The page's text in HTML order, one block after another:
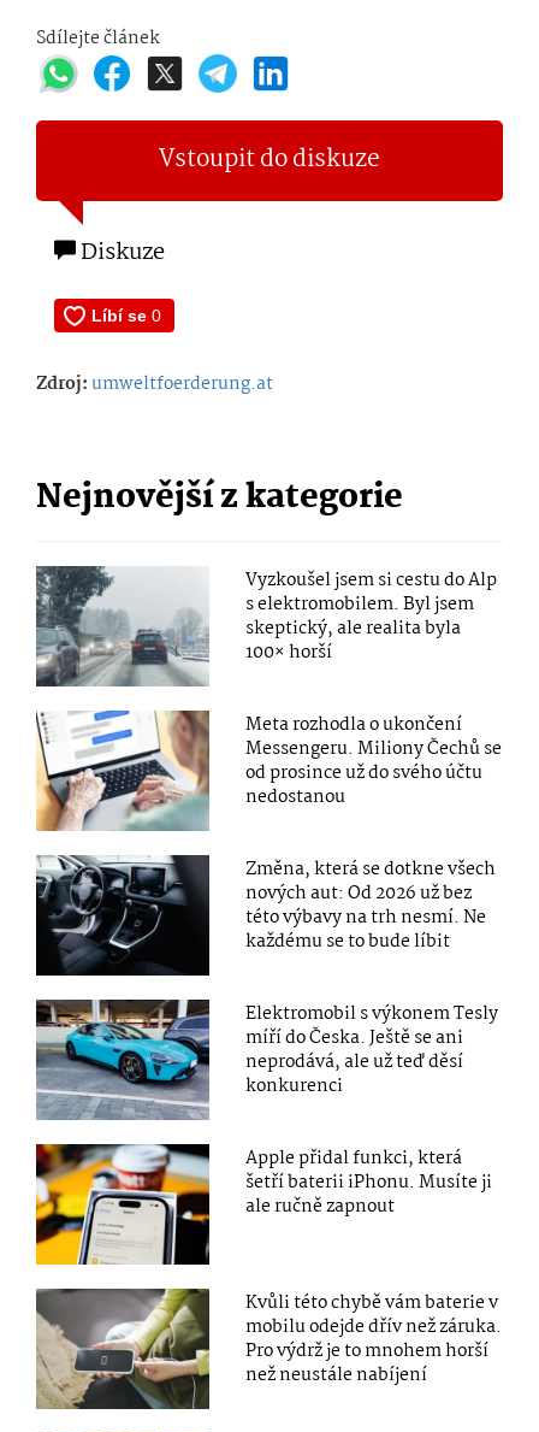
Sdílejte článek
Vstoupit do diskuze
Diskuze
Zdroj:umweltfoerderung.at
Nejnovější z kategorie
Vyzkoušel jsem si cestu do Alp
s elektromobilem. Byl jsem
skeptický, ale realita byla
100× horší
Meta rozhodla o ukončení
Messengeru. Miliony Čechů se
od prosince už do svého účtu
nedostanou
Změna, která se dotkne všech
nových aut: Od 2026 už bez
této výbavy na trh nesmí. Ne
každému se to bude líbit
Elektromobil s výkonem Tesly
míří do Česka. Ještě se ani
neprodává, ale už teď děsí
konkurenci
Apple přidal funkci, která
šetří baterii iPhonu. Musíte ji
ale ručně zapnout
Kvůli této chybě vám baterie v
mobilu odejde dřív než záruka.
Pro výdrž je to mnohem horší
než neustále nabíjení